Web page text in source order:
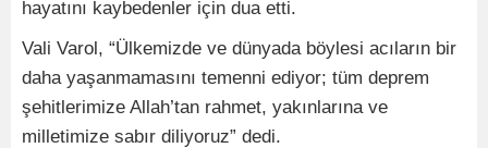
hayatını kaybedenler için dua etti.
Vali Varol, “Ülkemizde ve dünyada böylesi acıların bir
daha yaşanmamasını temenni ediyor; tüm deprem
şehitlerimize Allah’tan rahmet, yakınlarına ve
milletimize sabır diliyoruz” dedi.